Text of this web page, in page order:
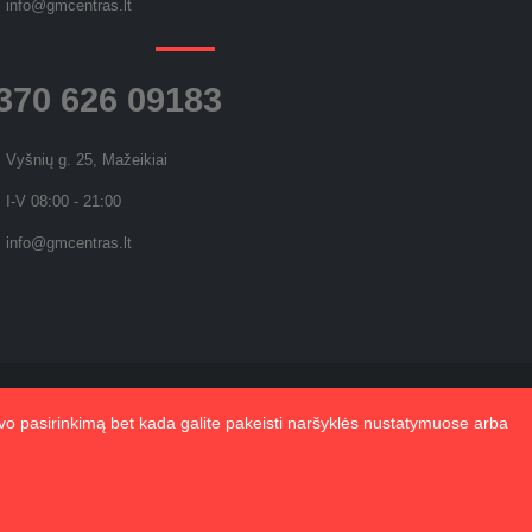
info@gmcentras.lt
626 09183
Vyšnių g. 25, Mažeikiai
I-V 08:00 - 21:00
info@gmcentras.lt
pasirinkimą bet kada galite pakeisti naršyklės nustatymuose arba